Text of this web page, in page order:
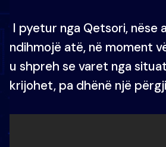
I pyetur nga Qetsori, nëse
ndihmojë atë, në moment
u shpreh se varet nga
krijohet, pa dhënë një